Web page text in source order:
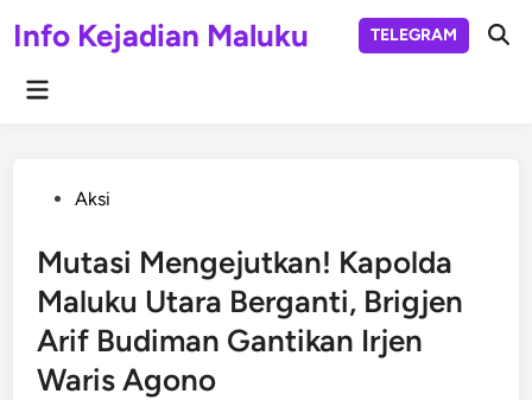
toInfo Kejadian Maluku TELEGRAM
Main
PostedAksi
Mutasi Mengejutkan! Kapolda
Maluku Utara Berganti, Brigjen
Arif Budiman Gantikan Irjen
Waris Agono